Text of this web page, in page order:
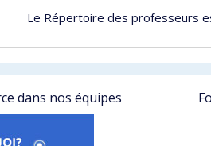
Le Répertoire des professeurs
dans nos équipes